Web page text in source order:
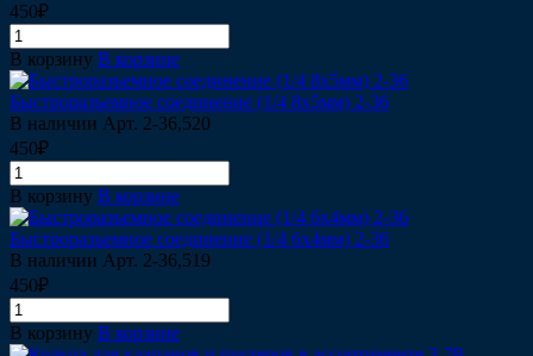
450₽
В корзину В корзине
Быстроразъемное соединение (1/4 8х5мм) 2-36
В наличии Арт. 2-36,520
450₽
В корзину В корзине
Быстроразъемное соединение (1/4 6х4мм) 2-36
В наличии Арт. 2-36,519
450₽
В корзину В корзине